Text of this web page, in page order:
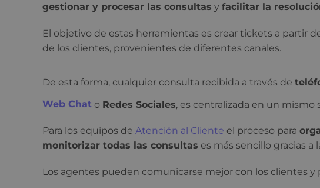
gestionar y procesar las consultas y facilitar la
El objetivo de estas herramientas es crear tickets a partir
de los clientes, provenientes de diferentes canales.
De esta forma, cualquier consulta recibida a través de
Web Chat o Redes Sociales, es centralizada en un mismo
Para los equipos de Atención al Cliente el proceso para
monitorizar todas las consultas es más sencillo gracias
Los agentes pueden comunicarse mejor con los clientes y